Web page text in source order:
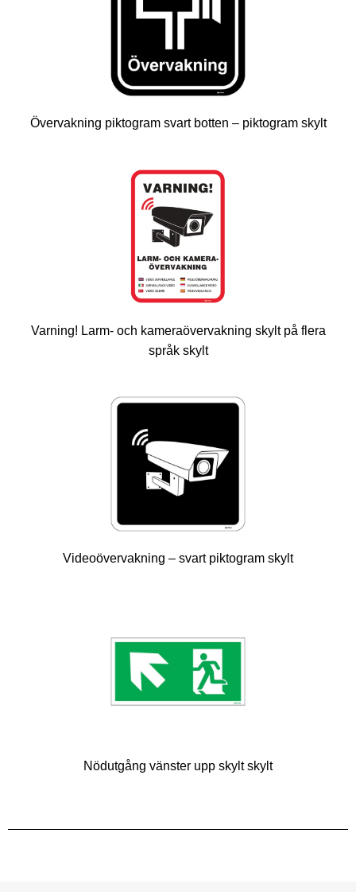
Övervakning piktogram svart botten – piktogram skylt
Varning! Larm- och kameraövervakning skylt på flera
språk skylt
Videoövervakning – svart piktogram skylt
Nödutgång vänster upp skylt skylt